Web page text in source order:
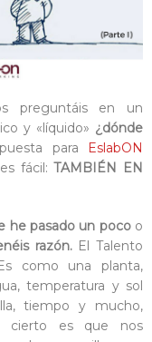
preguntáis en un
y «líquido» ¿dónde
para
EslabON
fácil:TAMBIÉN EN
he pasado un pocoo
razón.El Talento
como una planta,
temperatura y sol
tiempo y mucho,
cierto es que nos